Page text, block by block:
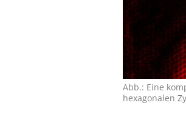
Abb.: Eine
hexagonalen